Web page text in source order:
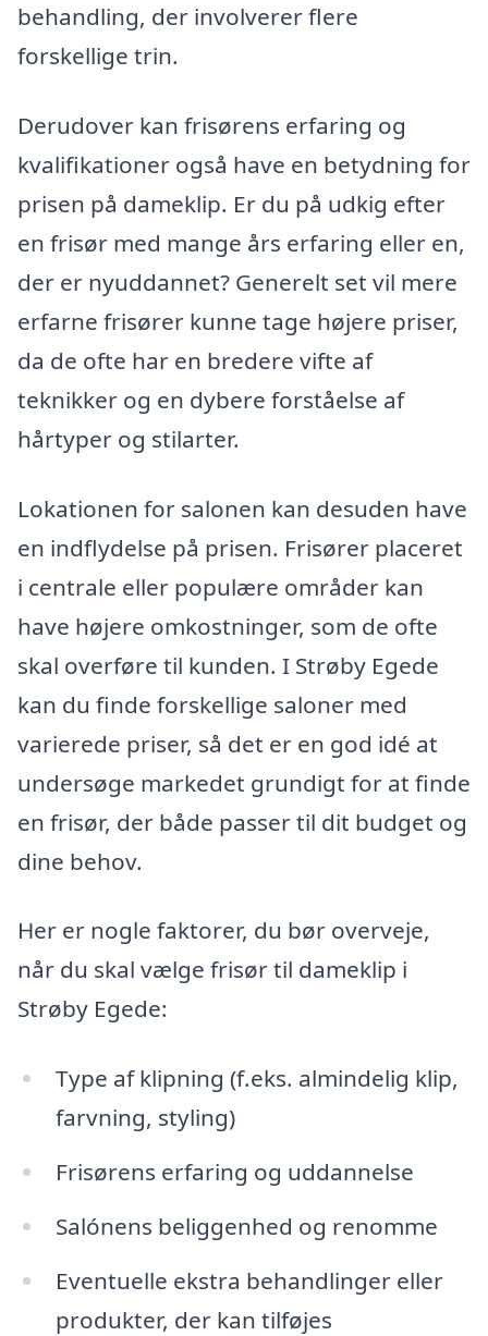
behandling, der involverer flere
forskellige trin.
Derudover kan frisørens erfaring og
kvalifikationer også have en betydning for
prisen på dameklip. Er du på udkig efter
en frisør med mange års erfaring eller en,
der er nyuddannet? Generelt set vil mere
erfarne frisører kunne tage højere priser,
da de ofte har en bredere vifte af
teknikker og en dybere forståelse af
hårtyper og stilarter.
Lokationen for salonen kan desuden have
en indflydelse på prisen. Frisører placeret
i centrale eller populære områder kan
have højere omkostninger, som de ofte
skal overføre til kunden. I Strøby Egede
kan du finde forskellige saloner med
varierede priser, så det er en god idé at
undersøge markedet grundigt for at finde
en frisør, der både passer til dit budget og
dine behov.
Her er nogle faktorer, du bør overveje,
når du skal vælge frisør til dameklip i
Strøby Egede:
Type af klipning (f.eks. almindelig klip,
farvning, styling)
Frisørens erfaring og uddannelse
Salónens beliggenhed og renomme
Eventuelle ekstra behandlinger eller
produkter, der kan tilføjes